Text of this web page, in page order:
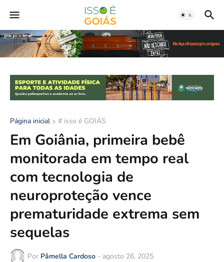
Página inicial # isso é GOIÁS
Em Goiânia, primeira bebê
monitorada em tempo real
com tecnologia de
neuroproteção vence
prematuridade extrema sem
sequelas
Por Pâmella Cardoso - agosto 26, 2025